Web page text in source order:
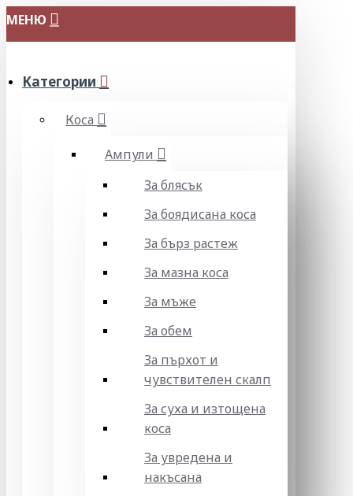
МЕНЮ
Категории
Коса
Ампули
За блясък
За боядисана коса
За бърз растеж
За мазна коса
За мъже
За обем
За пърхот и
чувствителен скалп
За суха и изтощена
коса
За увредена и
накъсана